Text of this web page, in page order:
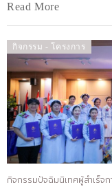
Read More
กิจกรรม - โครงการ
กิจกรรมปัจฉิมนิเทศผู้สำเร็จ